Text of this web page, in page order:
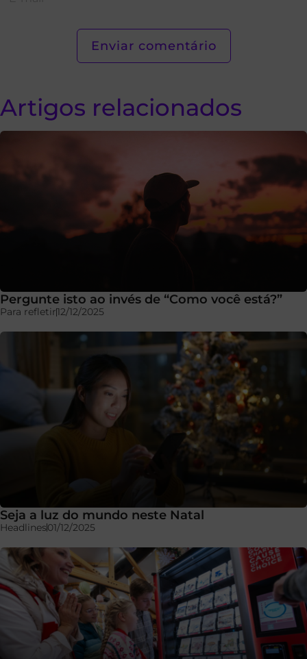
Artigos relacionados
Pergunte isto ao invés de “Como você está?”
Para refletir12/12/2025
Seja a luz do mundo neste Natal
Headlines01/12/2025